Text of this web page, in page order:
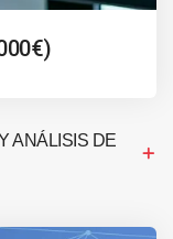
ANÁLISIS DE